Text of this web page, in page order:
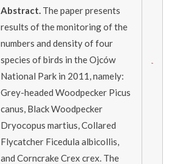
Abstract. The paper presents
results of the monitoring of the
numbers and density of four
species of birds in the Ojców
National Park in 2011, namely:
Grey-headed Woodpecker Picus
canus, Black Woodpecker
Dryocopus martius, Collared
Flycatcher Ficedula albicollis,
and Corncrake Crex crex. The